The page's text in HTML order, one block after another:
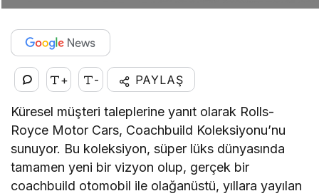
+ - PAYLAŞ
Küresel müşteri taleplerine yanıt olarak Rolls-
Royce Motor Cars, Coachbuild Koleksiyonu’nu
sunuyor. Bu koleksiyon, süper lüks dünyasında
tamamen yeni bir vizyon olup, gerçek bir
coachbuild otomobil ile olağanüstü, yıllara yayılan